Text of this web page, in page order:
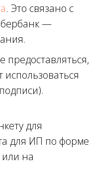
. Это связано с
—
предоставляться,
для
для ИП по форме
на